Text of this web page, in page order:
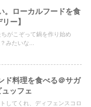
。ローカルフードを食
ー】
がこぞって鍋を作り始め
みたいな...
ド料理を食べる＠サガ
ッフェ
してくれ、ディフェンスコロ